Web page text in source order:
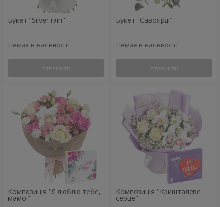
Букет "Silver rain"
Немає в наявності
Уточнити
Букет "Савоярді"
Немає в наявності
Уточнити
Композиція "Я люблю тебе,
мамо!"
Композиція "Кришталеве
серце"